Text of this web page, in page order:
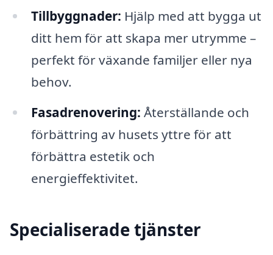
Tillbyggnader: Hjälp med att bygga ut
ditt hem för att skapa mer utrymme –
perfekt för växande familjer eller nya
behov.
Fasadrenovering: Återställande och
förbättring av husets yttre för att
förbättra estetik och
energieffektivitet.
Specialiserade tjänster